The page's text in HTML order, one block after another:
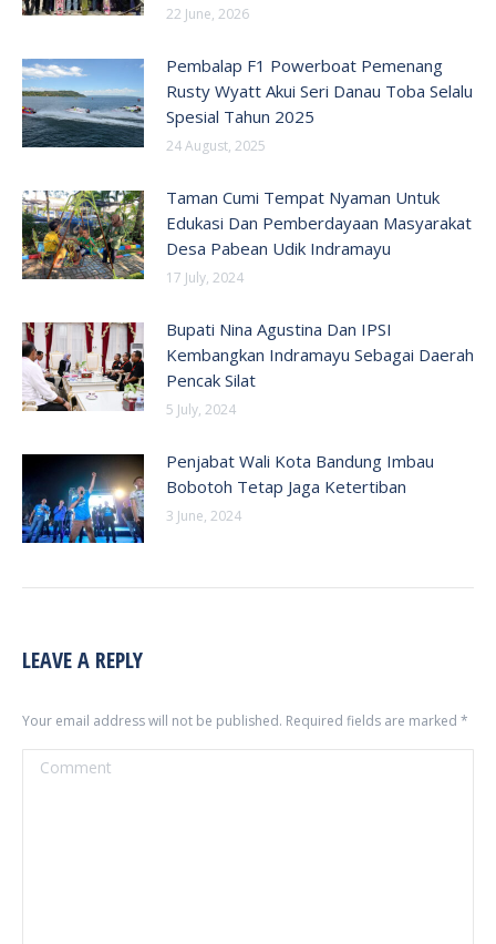
22 June, 2026
Pembalap F1 Powerboat Pemenang
Rusty Wyatt Akui Seri Danau Toba Selalu
Spesial Tahun 2025
24 August, 2025
Taman Cumi Tempat Nyaman Untuk
Edukasi Dan Pemberdayaan Masyarakat
Desa Pabean Udik Indramayu
17 July, 2024
Bupati Nina Agustina Dan IPSI
Kembangkan Indramayu Sebagai Daerah
Pencak Silat
5 July, 2024
Penjabat Wali Kota Bandung Imbau
Bobotoh Tetap Jaga Ketertiban
3 June, 2024
LEAVE A REPLY
Your email address will not be published. Required fields are marked *
Comment